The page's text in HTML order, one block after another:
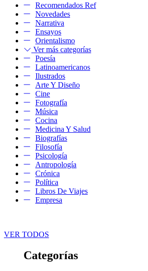
Recomendados Ref
Novedades
Narrativa
Ensayos
Orientalismo
Ver más categorías
Poesía
Latinoamericanos
Ilustrados
Arte Y Diseño
Cine
Fotografía
Música
Cocina
Medicina Y Salud
Biografías
Filosofía
Psicología
Antropología
Crónica
Política
Libros De Viajes
Empresa
VER TODOS
Categorías